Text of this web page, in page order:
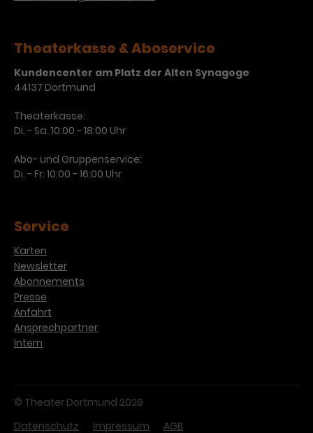
Theaterkasse & Aboservice
Kundencenter am Platz der Alten Synagoge
44137 Dortmund
Theaterkasse:
Di. - Sa. 10:00 - 18:00 Uhr
Abo- und Gruppenservice:
Di. - Fr. 10:00 - 16:00 Uhr
Service
Karten
Newsletter
Abonnements
Presse
Anfahrt
Ansprechpartner
Intern
© Theater Dortmund 2026
Datenschutz
Impressum AGB